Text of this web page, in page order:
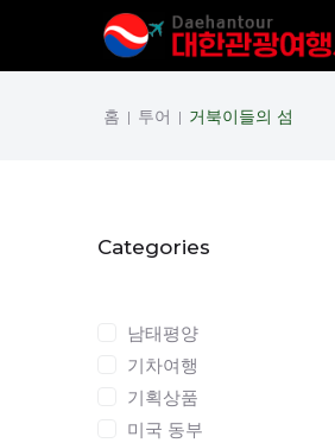
홈 | 투어 | 거북이들의 섬
Categories
남태평양
기차여행
기획상품
미국 동부